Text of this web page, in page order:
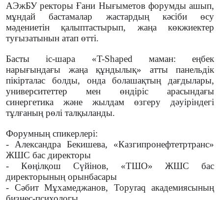
АЭжБУ ректоры Ғани Нығыметов форумды ашып,
мұндай бастамалар жастардың кәсіби өсу
мәдениетін қалыптастырып, жаңа көкжиектер
туғызатынын атап өтті.
Басты іс-шара «T-Shaped маман: еңбек
нарығындағы жаңа құндылық» атты панельдік
пікірталас болды, онда болашақтың дағдылары,
университеттер мен өндіріс арасындағы
синергетика және жылдам өзгеру дәуіріндегі
тұлғаның рөлі талқыланды.
Форумның спикерлері:
- Александра Бекишева, «Казгипронефтетртранс»
ЖШС бас директоры
- Көңілқош Сүйінов, «ТШО» ЖШС бас
директорының орынбасары
- Сәбит Мұхамеджанов, Topyraq академиясының